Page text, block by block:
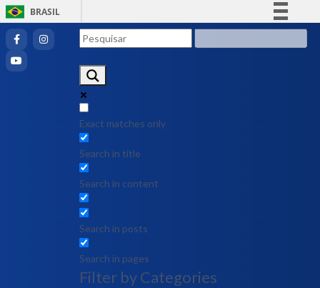
BRASIL
Exact matches only
Search in title
Search in content
Search in posts
Search in pages
Filter by Categories